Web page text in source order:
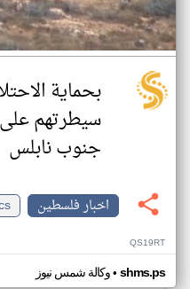
بحماية
سيطرتهم
جنوب نابلس
اخبار فلسطين
QS19RT
وكالة شمس نيوز• shms.ps